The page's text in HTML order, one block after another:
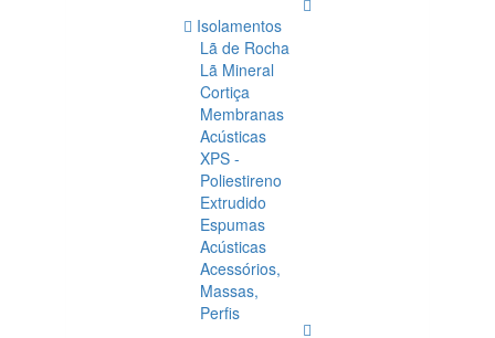
Isolamentos
Lã de Rocha
Lã Mineral
Cortiça
Membranas
Acústicas
XPS -
Poliestireno
Extrudido
Espumas
Acústicas
Acessórios,
Massas,
Perfis